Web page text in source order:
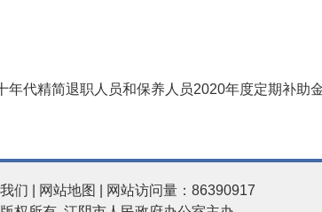
代精简退职人员和保养人员2020年度定期补助
们 网站地图
| 网站访问量：86390917